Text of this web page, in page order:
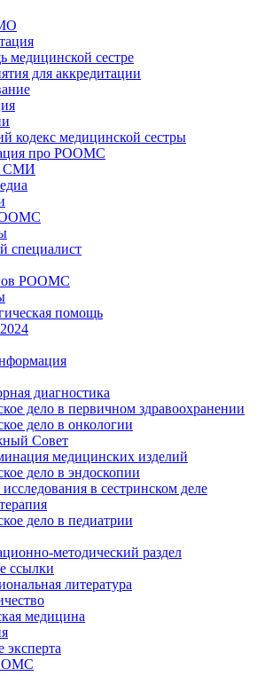
медицинской сестре
для аккредитации
кодекс медицинской сестры
про РООМС
СМИ
специалист
РООМС
помощь
диагностика
дело в первичном здравоохранении
дело в онкологии
Совет
медицинских изделий
дело в эндоскопии
в сестринском деле
дело в педиатрии
методический раздел
ссылки
литература
медицина
эксперта